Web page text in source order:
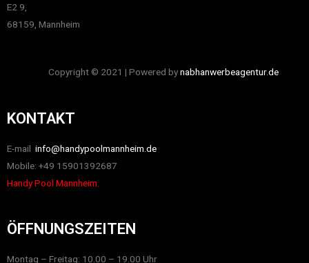
E2 9,
68159, Mannheim
Copyright © 2021 | Powered bynabhanwerbeagentur.de
KONTAKT
E-mail info@handypoolmannheim.de
Mobile: +49 15901392687
Handy Pool Mannheim.
ÖFFNUNGSZEITEN
Montag – Freitag: 10.00 – 19.00 Uhr